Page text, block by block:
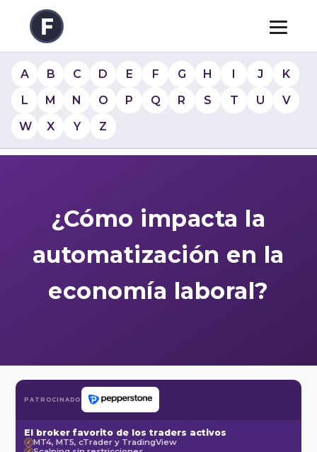
A B C D E F G H I J
K
L
M N O P Q R S T U
V
W
X Y Z
¿Cómo impacta la
automatización en la
economía laboral?
PATROCINADO
El broker favorito de los traders activos
✓ MT4, MT5, cTrader y TradingView